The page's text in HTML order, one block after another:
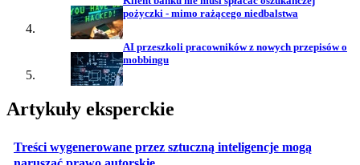
pożyczki - mimo rażącego niedbalstwa
AI przeszkoli pracowników z nowych przepisów o
mobbingu
Artykuły eksperckie
Treści wygenerowane przez sztuczną inteligencje mogą